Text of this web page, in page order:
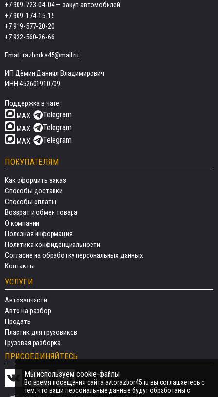
+7 909-723-04-04— закуп автомобилей
+7 909-174-15-15
+7 919-577-20-20
+7 922-560-26-66
Email: razborka45@mail.ru
ИП Дёмин Даниил Владимирович
ИНН 452601910709
Поддержка в чате:
MAX
Telegram
MAX Telegram
MAX Telegram
ПОКУПАТЕЛЯМ
Как оформить заказ
Способы доставки
Способы оплаты
Возврат и обмен товара
О компании
Полезная информация
Политика конфиденциальности
Согласие на обработку персональных данных
Контакты
УСЛУГИ
Автозапчасти
Авто на разбор
Продать
Пластик для грузовиков
Грузовая разборка
ПРИСОЕДИНЯЙТЕСЬ
Мы используем cookie-файлы
Во время посещения сайта avtorazbor45.ru вы соглашаетесь с
тем, что ваши персональные данные будут обработаны с